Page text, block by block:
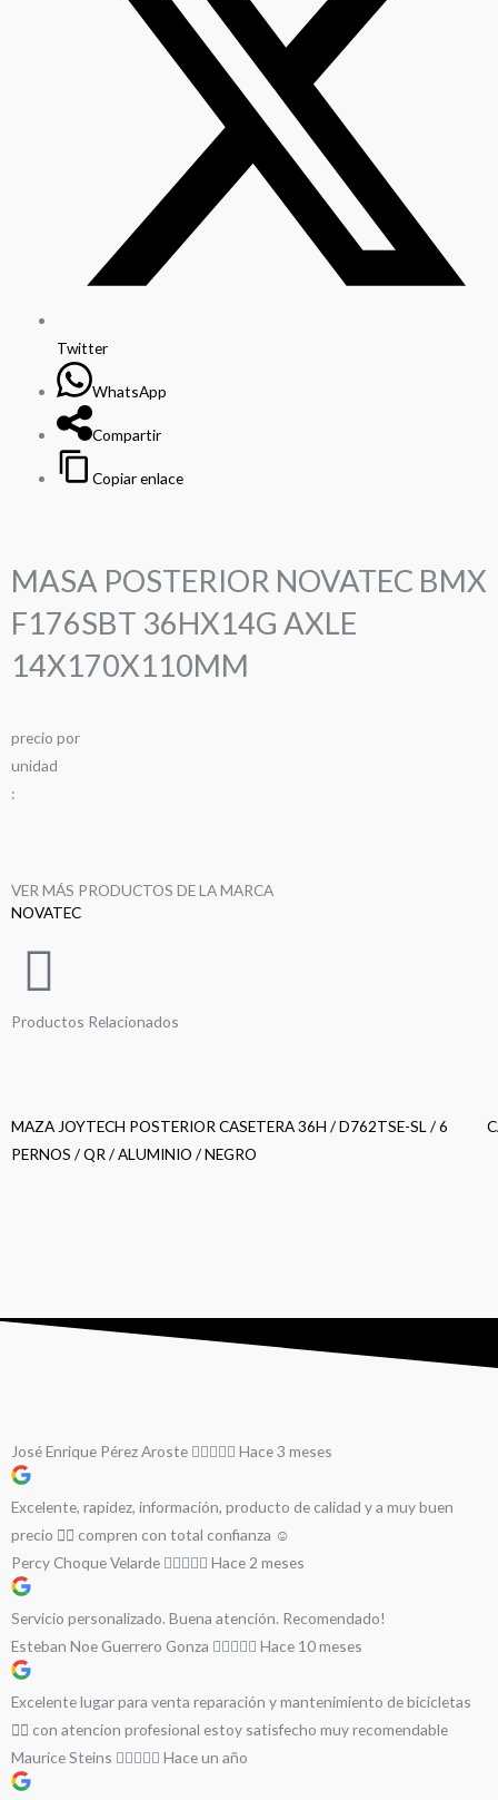
Twitter
WhatsApp
Compartir
Copiar enlace
MASA POSTERIOR NOVATEC BMX
F176SBT 36HX14G AXLE
14X170X110MM
precio por
unidad
:
VER MÁS PRODUCTOS DE LA MARCA
NOVATEC
Productos Relacionados
MAZA JOYTECH POSTERIOR CASETERA 36H / D762TSE-SL / 6
PERNOS / QR / ALUMINIO / NEGRO
José Enrique Pérez Aroste Hace 3 meses
Excelente, rapidez, información, producto de calidad y a muy buen
precio 👌🏻 compren con total confianza ☺️
Percy Choque Velarde
Hace 2 meses
Servicio personalizado. Buena atención. Recomendado!
Esteban Noe Guerrero Gonza
Hace 10 meses
Excelente lugar para venta reparación y mantenimiento de bicicletas
🚵‍♀️ con atencion profesional estoy satisfecho muy recomendable
Maurice Steins
Hace un año